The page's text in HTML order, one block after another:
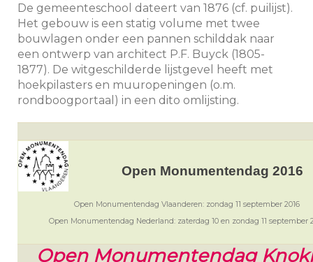
De gemeenteschool dateert van 1876 (cf. puilijst).
Het gebouw is een statig volume met twee
bouwlagen onder een pannen schilddak naar
een ontwerp van architect P.F. Buyck (1805-
1877). De witgeschilderde lijstgevel heeft met
hoekpilasters en muuropeningen (o.m.
rondboogportaal) in een dito omlijsting.
Open Monumentendag 2016
Open Monumentendag Vlaanderen: zondag 11 september 2016
Open Monumentendag Nederland: zaterdag 10 en zondag 11 september
Open Monumentendag